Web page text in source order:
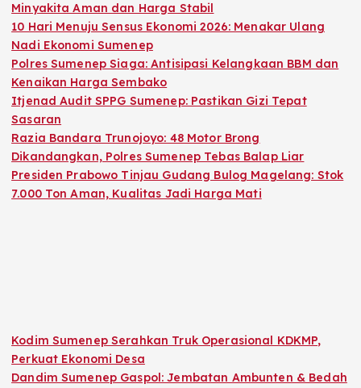
Minyakita Aman dan Harga Stabil
10 Hari Menuju Sensus Ekonomi 2026: Menakar Ulang
Nadi Ekonomi Sumenep
Polres Sumenep Siaga: Antisipasi Kelangkaan BBM dan
Kenaikan Harga Sembako
Itjenad Audit SPPG Sumenep: Pastikan Gizi Tepat
Sasaran
Razia Bandara Trunojoyo: 48 Motor Brong
Dikandangkan, Polres Sumenep Tebas Balap Liar
Presiden Prabowo Tinjau Gudang Bulog Magelang: Stok
7.000 Ton Aman, Kualitas Jadi Harga Mati
Kodim Sumenep Serahkan Truk Operasional KDKMP,
Perkuat Ekonomi Desa
Dandim Sumenep Gaspol: Jembatan Ambunten & Bedah